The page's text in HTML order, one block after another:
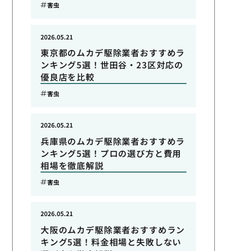
害虫
東京都のムカデ駆除業者おすすめラ
ンキング5選！世田谷・23区対応の
優良店を比較
2026.05.21
害虫
兵庫県のムカデ駆除業者おすすめラ
ンキング5選！プロの選び方と費用
相場を徹底解説
2026.05.21
害虫
大阪のムカデ駆除業者おすすめラン
キング5選！料金相場と失敗しない
2026.05.21